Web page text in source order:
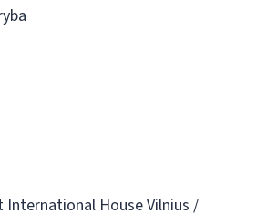
House Vilnius /